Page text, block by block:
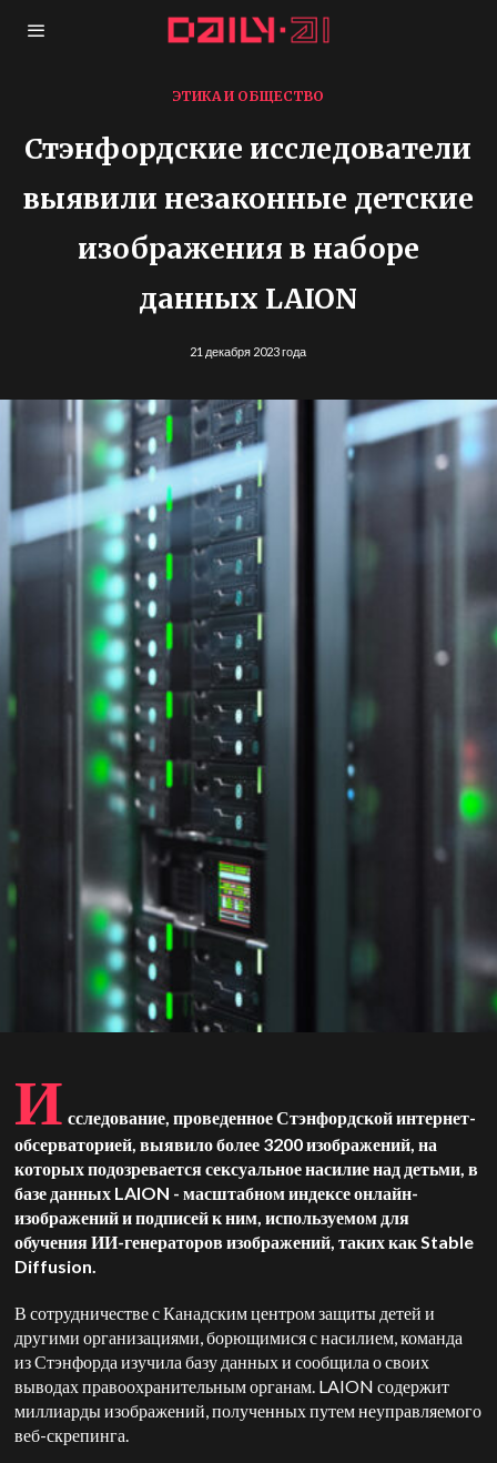
ЭТИКА И ОБЩЕСТВО
Стэнфордские исследователи
выявили незаконные детские
изображения в наборе
данных LAION
21 декабря 2023 года
И сследование, проведенное Стэнфордской интернет-
обсерваторией, выявило более 3200 изображений, на
которых подозревается сексуальное насилие над детьми, в
базе данных LAION - масштабном индексе онлайн-
изображений и подписей к ним, используемом для
обучения ИИ-генераторов изображений, таких как Stable
Diffusion.
В сотрудничестве с Канадским центром защиты детей и
другими организациями, борющимися с насилием, команда
из Стэнфорда изучила базу данных и сообщила о своих
выводах правоохранительным органам. LAION содержит
миллиарды изображений, полученных путем неуправляемого
веб-скрепинга.